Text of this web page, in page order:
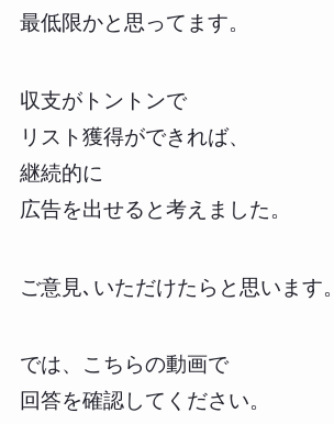
最低限かと思ってます。
収支がトントンで
リスト獲得ができれば、
継続的に
広告を出せると考えました。
ご意見､いただけたらと思います。
では、こちらの動画で
回答を確認してください。